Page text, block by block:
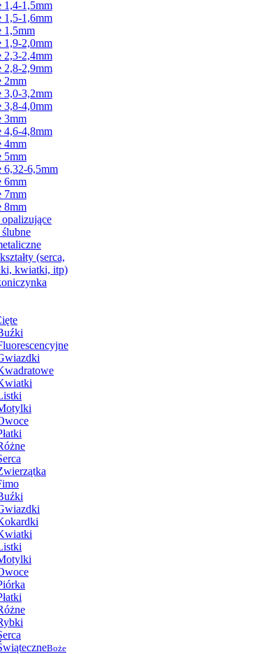
1,4-1,5mm
1,5-1,6mm
1,5mm
1,9-2,0mm
2,3-2,4mm
2,8-2,9mm
2mm
3,0-3,2mm
3,8-4,0mm
3mm
4,6-4,8mm
4mm
5mm
6,32-6,5mm
6mm
7mm
8mm
opalizujące
ślubne
(serca,
kwiatki, itp)
Boże